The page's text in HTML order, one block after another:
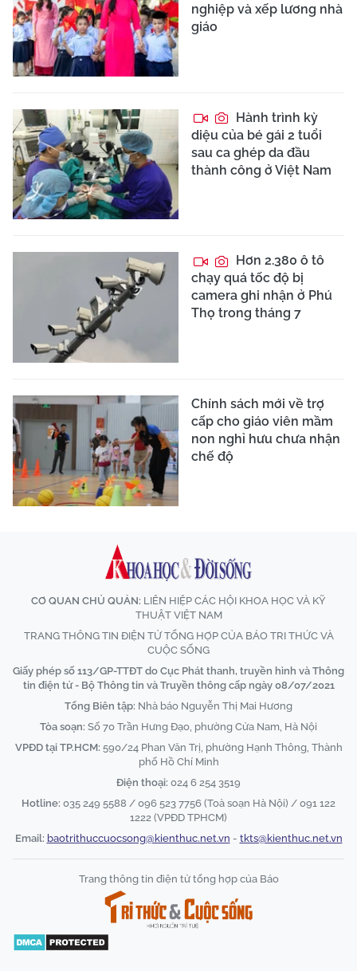
nghiệp và xếp lương nhà
giáo
Hành trình kỳ
diệu của bé gái 2 tuổi
sau ca ghép da đầu
thành công ở Việt Nam
Hơn 2.380 ô tô
chạy quá tốc độ bị
camera ghi nhận ở Phú
Thọ trong tháng 7
Chính sách mới về trợ
cấp cho giáo viên mầm
non nghỉ hưu chưa nhận
chế độ
CƠ QUAN CHỦ QUẢN: LIÊN HIỆP CÁC HỘI KHOA HỌC VÀ KỸ
THUẬT VIỆT NAM
TRANG THÔNG TIN ĐIỆN TỬ TỔNG HỢP CỦA BÁO TRI THỨC VÀ
CUỘC SỐNG
Giấy phép số 113/GP-TTĐT do Cục Phát thanh, truyền hình và Thông
tin điện tử - Bộ Thông tin và Truyền thông cấp ngày 08/07/2021
Tổng Biên tập: Nhà báo Nguyễn Thị Mai Hương
Tòa soạn: Số 70 Trần Hưng Đạo, phường Cửa Nam, Hà Nội
VPĐD tại TP.HCM: 590/24 Phan Văn Trị, phường Hạnh Thông, Thành
phố Hồ Chí Minh
Điện thoại: 024 6 254 3519
Hotline: 035 249 5588 / 096 523 7756 (Toà soạn Hà Nội) / 091 122
1222 (VPĐD TPHCM)
Email: baotrithuccuocsong@kienthuc.net.vn - tkts@kienthuc.net.vn
Trang thông tin điện tử tổng hợp của Báo